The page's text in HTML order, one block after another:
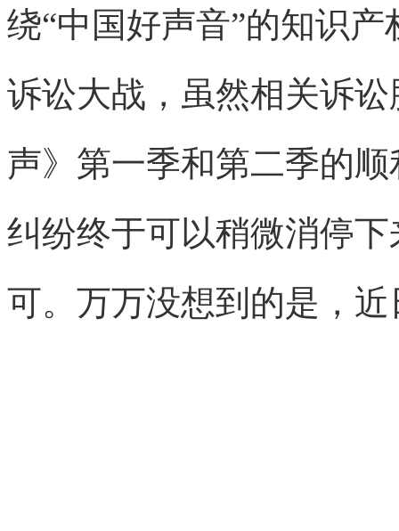
绕“中国好声音”的知识
诉讼大战，虽然相关诉
声》第一季和第二季的
纠纷终于可以稍微消停
可。万万没想到的是，